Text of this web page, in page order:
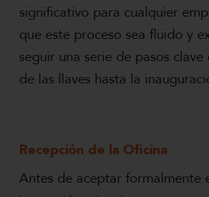
significativo para cualquier
que este proceso sea fluido y
seguir una serie de pasos
de las llaves hasta la
Recepción de la Oficina
Antes de aceptar formalmente